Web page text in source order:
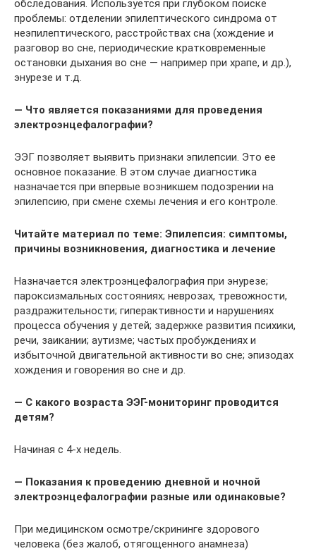
обследования. Используется при глубоком поиске
проблемы: отделении эпилептического синдрома от
неэпилептического, расстройствах сна (хождение и
разговор во сне, периодические кратковременные
остановки дыхания во сне — например при храпе, и др.),
энурезе и т.д.
— Что является показаниями для проведения
электроэнцефалографии?
ЭЭГ позволяет выявить признаки эпилепсии. Это ее
основное показание. В этом случае диагностика
назначается при впервые возникшем подозрении на
эпилепсию, при смене схемы лечения и его контроле.
Читайте материал по теме: Эпилепсия: симптомы,
причины возникновения, диагностика и лечение
Назначается электроэнцефалография при энурезе;
пароксизмальных состояниях; неврозах, тревожности,
раздражительности; гиперактивности и нарушениях
процесса обучения у детей; задержке развития психики,
речи, заикании; аутизме; частых пробуждениях и
избыточной двигательной активности во сне; эпизодах
хождения и говорения во сне и др.
— С какого возраста ЭЭГ-мониторинг проводится
детям?
Начиная с 4-х недель.
— Показания к проведению дневной и ночной
электроэнцефалографии разные или одинаковые?
При медицинском осмотре/скрининге здорового
человека (без жалоб, отягощенного анамнеза)